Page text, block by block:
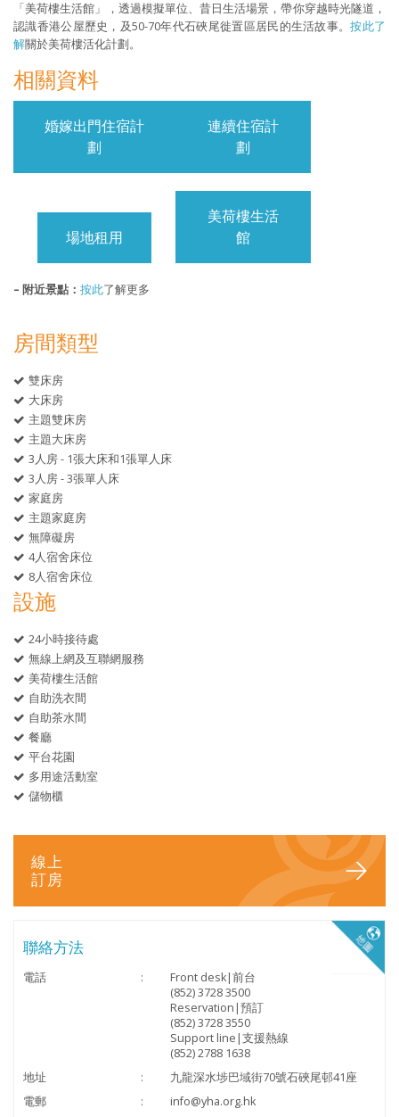
「美荷樓生活館」，透過模擬單位、昔日生活場景，帶你穿越時光隧道，
認識香港公屋歷史，及50-70年代石硤尾徙置區居民的生活故事。按此了
解關於美荷樓活化計劃。
相關資料
婚嫁出門住宿計
劃
連續住宿計
劃
場地租用
美荷樓生活
館
– 附近景點： 按此了解更多
房間類型
雙床房
大床房
主題雙床房
主題大床房
3人房 - 1張大床和1張單人床
3人房 - 3張單人床
家庭房
主題家庭房
無障礙房
4人宿舍床位
8人宿舍床位
設施
24小時接待處
無線上網及互聯網服務
美荷樓生活館
自助洗衣間
自助茶水間
餐廳
平台花園
多用途活動室
儲物櫃
線上
訂房
聯絡方法
電話 :
Front desk|前台
(852) 3728 3500
Reservation|預訂
(852) 3728 3550
Support line|支援熱線
(852) 2788 1638
地址
:
九龍深水埗巴域街70號石硤尾邨41座
電郵
:
info@yha.org.hk